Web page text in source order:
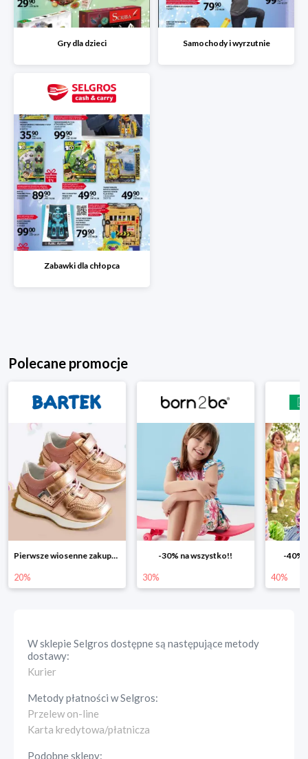
Gry dla dzieci Samochody i wyrzutnie
Zabawki dla chłopca
Polecane promocje
Pierwsze wiosenne zakupy -20%
20%
-30% na wszystko!!
30%
-40%
40%
W sklepieSelgros dostępne są następujące metody
dostawy:
Kurier
Metody płatności wSelgros:
Przelew on-line
Karta kredytowa/płatnicza
Podobne sklepy: